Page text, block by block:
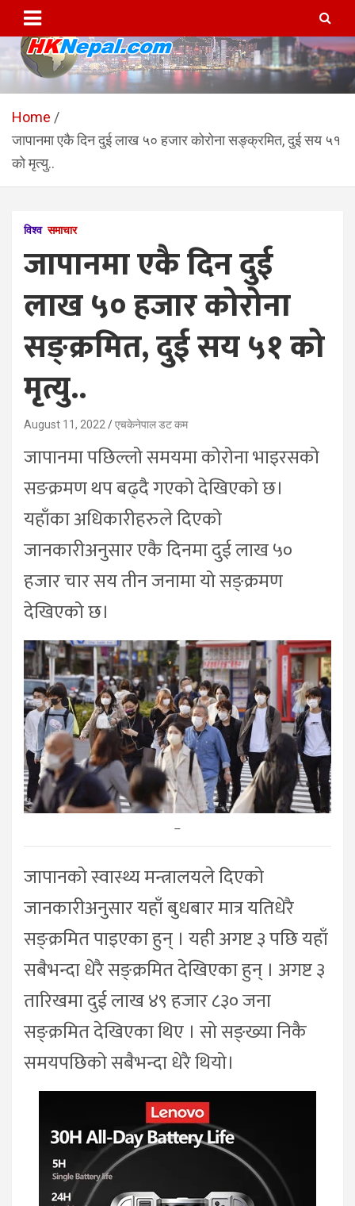
content
HKNepal.com – हङकङबाट
सञ्चालित पहिलो नेपाली अनलाईन
पत्रिका
hknepal, hknepal.com, hk nepal, hk nepal com
Home
जापानमा एकै दिन दुई लाख ५० हजार कोरोना सङ्क्रमित, दुई सय ५१
को मृत्यु..
विश्व समाचार
जापानमा एकै दिन दुई
लाख ५० हजार कोरोना
सङ्क्रमित, दुई सय ५१ को
मृत्यु..
August 11, 2022 एचकेनेपाल डट कम
जापानमा पछिल्लो समयमा कोरोना भाइरसको
सङक्रमण थप बढ्दै गएको देखिएको छ।
यहाँका अधिकारीहरुले दिएको
जानकारीअनुसार एकै दिनमा दुई लाख ५०
हजार चार सय तीन जनामा यो सङ्क्रमण
देखिएको छ।
–
जापानको स्वास्थ्य मन्त्रालयले दिएको
जानकारीअनुसार यहाँ बुधबार मात्र यतिधेरै
सङ्क्रमित पाइएका हुन् । यही अगष्ट ३ पछि यहाँ
सबैभन्दा धेरै सङ्क्रमित देखिएका हुन् । अगष्ट ३
तारिखमा दुई लाख ४९ हजार ८३० जना
सङ्क्रमित देखिएका थिए । सो सङ्ख्या निकै
समयपछिको सबैभन्दा धेरै थियो।